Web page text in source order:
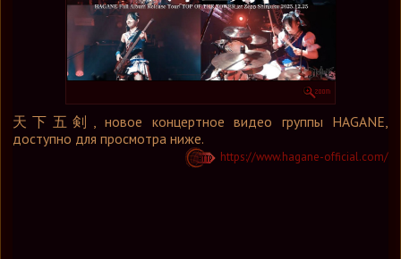
Форум
Ссылки
Контакты
天下五剣, новое концертное видео группы HAGANE,
доступно для просмотра ниже.
https://www.hagane-official.com/